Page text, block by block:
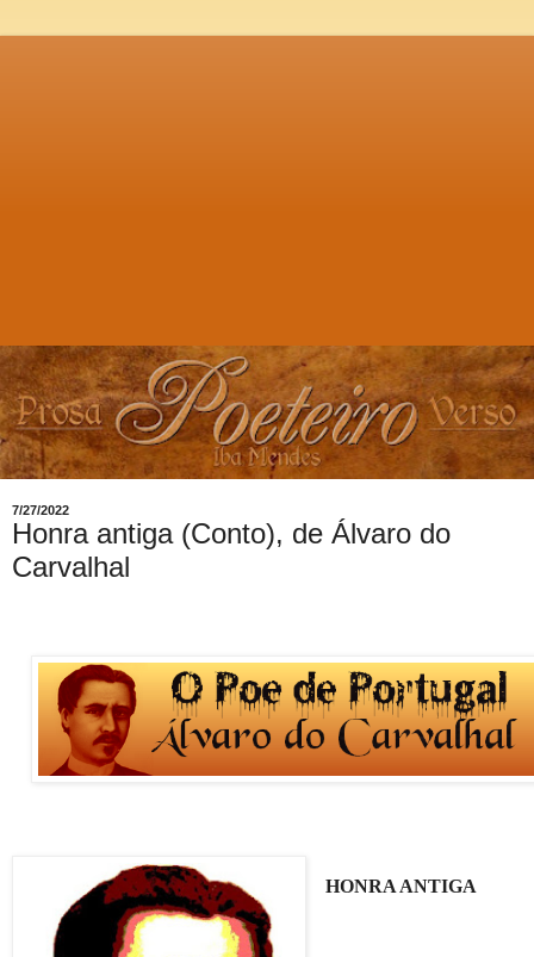
7/27/2022
Honra antiga (Conto), de Álvaro do
Carvalhal
HONRA ANTIGA